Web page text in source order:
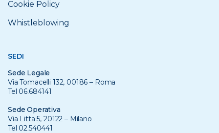
Cookie Policy
Whistleblowing
SEDI
Sede Legale
Via Tomacelli 132, 00186 – Roma
Tel 06.684141
Sede Operativa
Via Litta 5, 20122 – Milano
Tel 02.540441